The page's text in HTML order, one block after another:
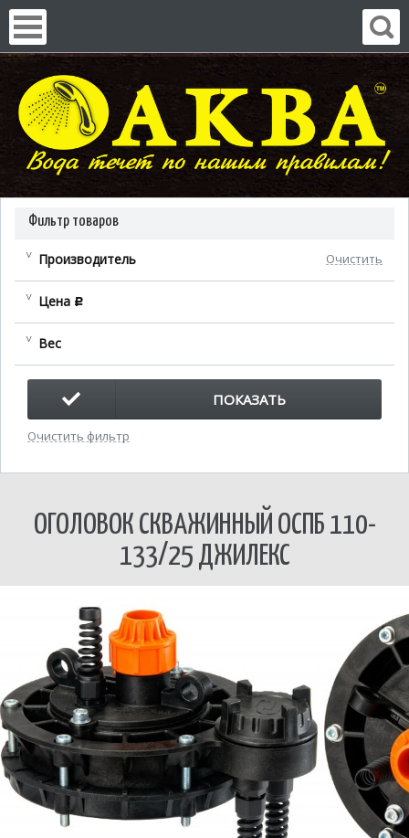
Фильтр товаров
Производитель Очистить
Цена c
Вес
ПОКАЗАТЬ
Очистить фильтр
ОГОЛОВОК СКВАЖИННЫЙ ОСПБ 110-
133/25 ДЖИЛЕКС